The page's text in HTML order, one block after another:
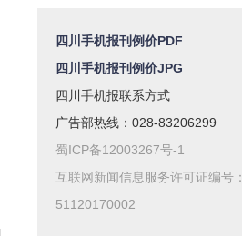
四川手机报刊例价PDF
四川手机报刊例价JPG
四川手机报联系方式
广告部热线：028-83206299
蜀ICP备12003267号-1
互联网新闻信息服务许可证编号：
51120170002